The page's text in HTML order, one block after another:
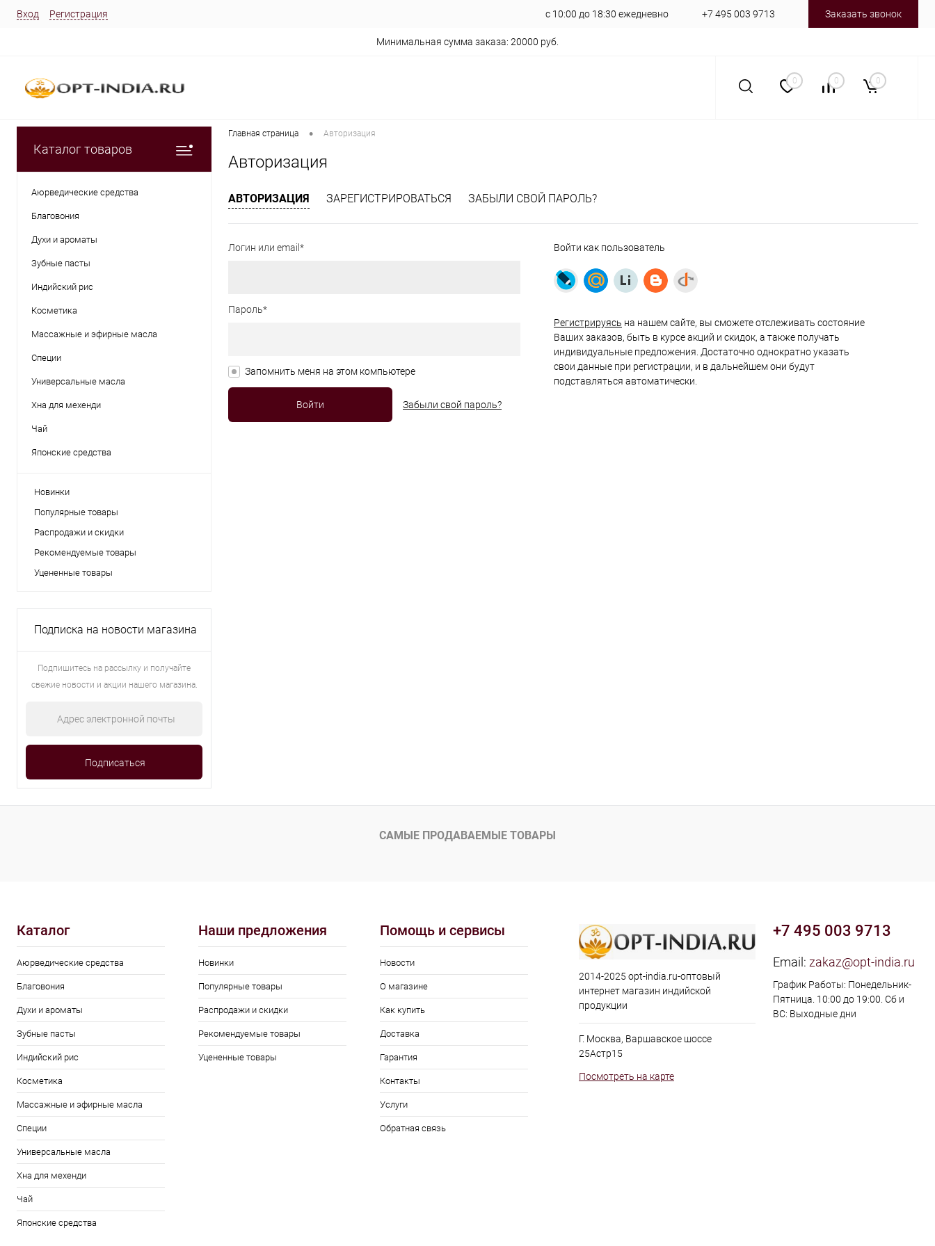
Вход Регистрация с 10:00 до 18:30 ежедневно +7 495 003 9713 Заказать звонок
Минимальная сумма заказа: 20000 руб.
0 0 0
Каталог товаров
Аюрведические средства
Благовония
Духи и ароматы
Зубные пасты
Индийский рис
Косметика
Массажные и эфирные масла
Специи
Универсальные масла
Хна для мехенди
Чай
Японские средства
Новинки
Популярные товары
Распродажи и скидки
Рекомендуемые товары
Уцененные товары
Подписка на новости магазина
Подпишитесь на рассылку и получайте
свежие новости и акции нашего магазина.
Главная страница • Авторизация
Авторизация
АВТОРИЗАЦИЯ ЗАРЕГИСТРИРОВАТЬСЯ ЗАБЫЛИ СВОЙ ПАРОЛЬ?
Логин или email*
Пароль*
Запомнить меня на этом компьютере
Забыли свой пароль?
Войти как пользователь
Регистрируясь на нашем сайте, вы сможете отслеживать состояние
Ваших заказов, быть в курсе акций и скидок, а также получать
индивидуальные предложения. Достаточно однократно указать
свои данные при регистрации, и в дальнейшем они будут
подставляться автоматически.
САМЫЕ ПРОДАВАЕМЫЕ ТОВАРЫ
Каталог
Аюрведические средства
Благовония
Духи и ароматы
Зубные пасты
Индийский рис
Косметика
Массажные и эфирные масла
Специи
Универсальные масла
Хна для мехенди
Чай
Японские средства
Наши предложения
Новинки
Популярные товары
Распродажи и скидки
Рекомендуемые товары
Уцененные товары
Помощь и сервисы
Новости
О магазине
Как купить
Доставка
Гарантия
Контакты
Услуги
Обратная связь
2014-2025 opt-india.ru-оптовый
интернет магазин индийской
продукции
Г. Москва, Варшавское шоссе
25Астр15
Посмотреть на карте
+7 495 003 9713
Email: zakaz@opt-india.ru
График Работы: Понедельник-
Пятница. 10:00 до 19:00. Сб и
ВС: Выходные дни